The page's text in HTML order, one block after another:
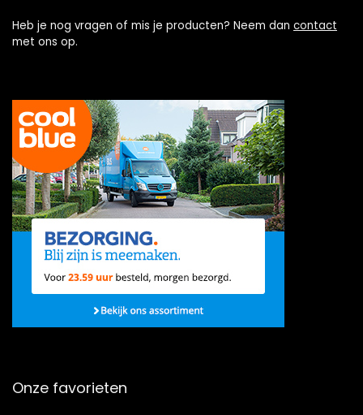
Heb je nog vragen of mis je producten? Neem dan contact
met ons op.
Onze favorieten